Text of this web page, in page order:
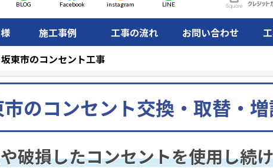
BLOG Facebook instagram LINE
施工事例 工事の流れ お問い合わせ
坂東市のコンセント工事
市のコンセント交換・取替・
破損したコンセントを使用し続